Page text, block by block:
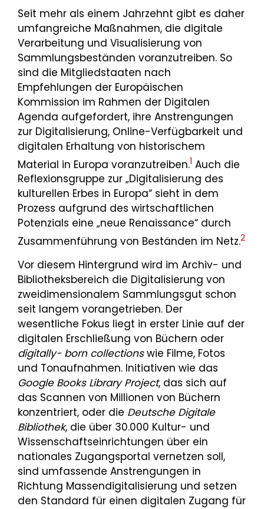
Seit mehr als einem Jahrzehnt gibt es daher
umfangreiche Maßnahmen, die digitale
Verarbeitung und Visualisierung von
Sammlungsbeständen voranzutreiben. So
sind die Mitgliedstaaten nach
Empfehlungen der Europäischen
Kommission im Rahmen der Digitalen
Agenda aufgefordert, ihre Anstrengungen
zur Digitalisierung, Online-Verfügbarkeit und
digitalen Erhaltung von historischem
Material in Europa voranzutreiben.1 Auch die
Reflexionsgruppe zur „Digitalisierung des
kulturellen Erbes in Europa“ sieht in dem
Prozess aufgrund des wirtschaftlichen
Potenzials eine „neue Renaissance“ durch
Zusammenführung von Beständen im Netz.2
Vor diesem Hintergrund wird im Archiv- und
Bibliotheksbereich die Digitalisierung von
zweidimensionalem Sammlungsgut schon
seit langem vorangetrieben. Der
wesentliche Fokus liegt in erster Linie auf der
digitalen Erschließung von Büchern oder
digitally- born collectionswie Filme, Fotos
und Tonaufnahmen. Initiativen wie das
Google Books Library Project, das sich auf
das Scannen von Millionen von Büchern
konzentriert, oder die Deutsche Digitale
Bibliothek, die über 30.000 Kultur- und
Wissenschaftseinrichtungen über ein
nationales Zugangsportal vernetzen soll,
sind umfassende Anstrengungen in
Richtung Massendigitalisierung und setzen
den Standard für einen digitalen Zugang für